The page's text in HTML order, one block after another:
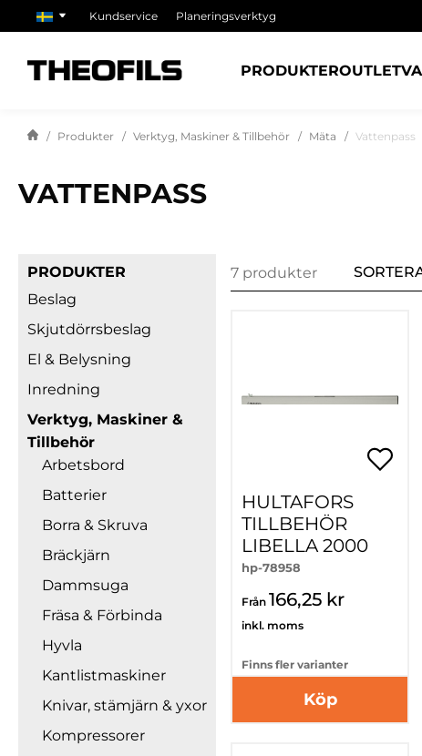
Kundservice Planeringsverktyg
PRODUKTEROUTLET
Produkter Verktyg, Maskiner & Tillbehör Mäta Vattenpass
VATTENPASS
PRODUKTER
Beslag
Skjutdörrsbeslag
El & Belysning
Inredning
Verktyg, Maskiner &
Tillbehör
Arbetsbord
Batterier
Borra & Skruva
Bräckjärn
Dammsuga
Fräsa & Förbinda
Hyvla
Kantlistmaskiner
Knivar, stämjärn & yxor
Kompressorer
7 produkter
HULTAFORS
TILLBEHÖR
LIBELLA 2000
hp-78958
Från 166,25 kr
inkl. moms
Finns fler varianter
Köp